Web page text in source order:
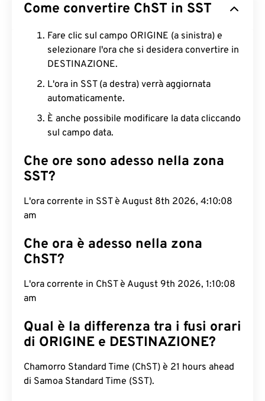
Come convertire ChST in SST
Fare clic sul campo ORIGINE (a sinistra) e
selezionare l'ora che si desidera convertire in
DESTINAZIONE.
L'ora in SST (a destra) verrà aggiornata
automaticamente.
È anche possibile modificare la data cliccando
sul campo data.
Che ore sono adesso nella zona
SST?
L'ora corrente in SST è August 8th 2026, 4:10:09
am
Che ora è adesso nella zona
ChST?
L'ora corrente in ChST è August 9th 2026, 1:10:09
am
Qual è la differenza tra i fusi orari
di ORIGINE e DESTINAZIONE?
Chamorro Standard Time (ChST) è 21 hours ahead
di Samoa Standard Time (SST).